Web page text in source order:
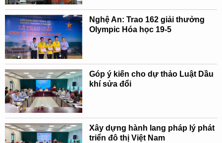
Nghệ An: Trao 162 giải thưởng
Olympic Hóa học 19-5
Góp ý kiến cho dự thảo Luật Dầu
khí sửa đổi
Xây dựng hành lang pháp lý phát
triển đô thị Việt Nam